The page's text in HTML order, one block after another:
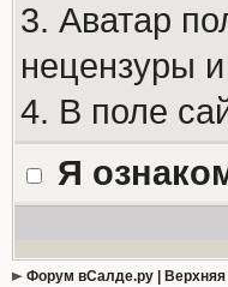
3. Аватар
нецензуры
4. В поле
Я
Форум вСалде.ру |